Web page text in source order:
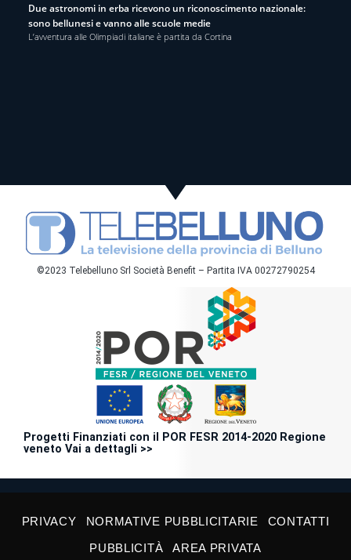
Due astronomi in erba ricevono un riconoscimento nazionale:
sono bellunesi e vanno alle scuole medie
L’avventura alle Olimpiadi italiane è partita da Cortina
©2023 Telebelluno Srl Società Benefit – Partita IVA 00272790254
Progetti Finanziati con il POR FESR 2014-2020 Regione
veneto Vai a dettagli >>
PRIVACY NORMATIVE PUBBLICITARIE
CONTATTI
PUBBLICITÀ
AREA PRIVATA